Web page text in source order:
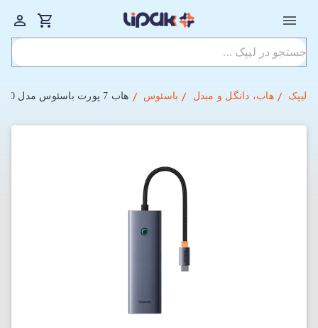
لیپک هاب، دانگل و مبدل باسئوس هاب 7 پورت باسئوس مدل Baseus UltraJoy BS-OH160